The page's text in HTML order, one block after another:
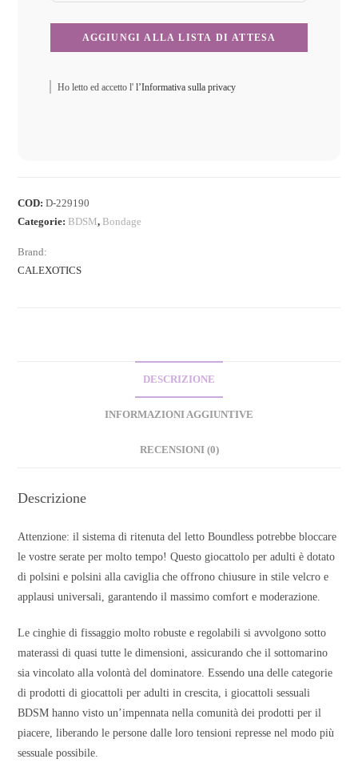
Ho letto ed accetto l' l’Informativa sulla privacy
COD:D-229190
Categorie: BDSM, Bondage
Brand:
CALEXOTICS
DESCRIZIONE
INFORMAZIONI AGGIUNTIVE
RECENSIONI (0)
Descrizione
Attenzione: il sistema di ritenuta del letto Boundless potrebbe bloccare
le vostre serate per molto tempo! Questo giocattolo per adulti è dotato
di polsini e polsini alla caviglia che offrono chiusure in stile velcro e
applausi universali, garantendo il massimo comfort e moderazione.
Le cinghie di fissaggio molto robuste e regolabili si avvolgono sotto
materassi di quasi tutte le dimensioni, assicurando che il sottomarino
sia vincolato alla volontà del dominatore. Essendo una delle categorie
di prodotti di giocattoli per adulti in crescita, i giocattoli sessuali
BDSM hanno visto un’impennata nella comunità dei prodotti per il
piacere, liberando le persone dalle loro tensioni represse nel modo più
sessuale possibile.